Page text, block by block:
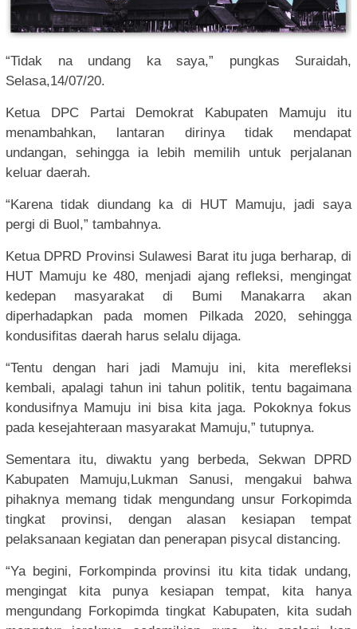
“Tidak na undang ka saya,” pungkas Suraidah,
Selasa,14/07/20.
Ketua DPC Partai Demokrat Kabupaten Mamuju itu
menambahkan, lantaran dirinya tidak mendapat
undangan, sehingga ia lebih memilih untuk perjalanan
keluar daerah.
“Karena tidak diundang ka di HUT Mamuju, jadi saya
pergi di Buol,” tambahnya.
Ketua DPRD Provinsi Sulawesi Barat itu juga berharap, di
HUT Mamuju ke 480, menjadi ajang refleksi, mengingat
kedepan masyarakat di Bumi Manakarra akan
diperhadapkan pada momen Pilkada 2020, sehingga
kondusifitas daerah harus selalu dijaga.
“Tentu dengan hari jadi Mamuju ini, kita merefleksi
kembali, apalagi tahun ini tahun politik, tentu bagaimana
kondusifnya Mamuju ini bisa kita jaga. Pokoknya fokus
pada kesejahteraan masyarakat Mamuju,” tutupnya.
Sementara itu, diwaktu yang berbeda, Sekwan DPRD
Kabupaten Mamuju,Lukman Sanusi, mengakui bahwa
pihaknya memang tidak mengundang unsur Forkopimda
tingkat provinsi, dengan alasan kesiapan tempat
pelaksanaan kegiatan dan penerapan pisycal distancing.
“Ya begini, Forkompinda provinsi itu kita tidak undang,
mengingat kita punya kesiapan tempat, kita hanya
mengundang Forkopimda tingkat Kabupaten, kita sudah